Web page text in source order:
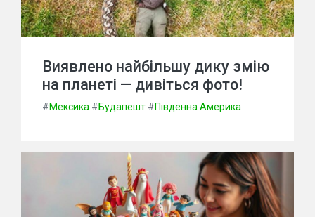
Виявлено найбільшу дику змію
на планеті — дивіться фото!
#Мексика #Будапешт #Південна Америка